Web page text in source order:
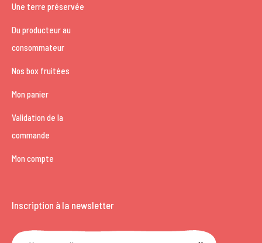
Une terre préservée
Du producteur au
consommateur
Nos box fruitées
Mon panier
Validation de la
commande
Mon compte
Inscription à la newsletter